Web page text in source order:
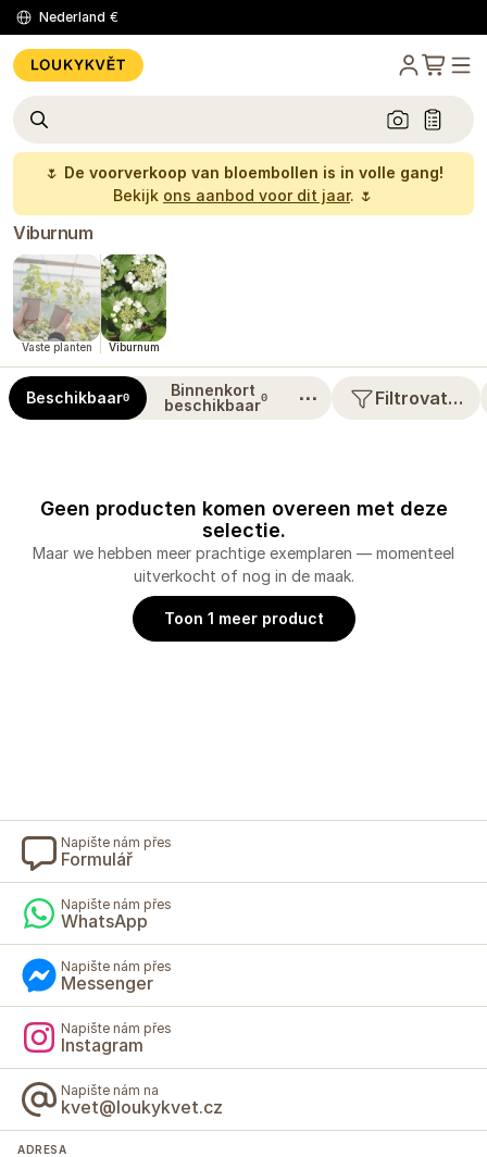
Nederland €
🌷 De voorverkoop van bloembollen is in volle gang!
Bekijk ons aanbod voor dit jaar. 🌷
Viburnum
Vaste planten Viburnum
Beschikbaar0
Binnenkort
beschikbaar0 ⋯ Filtrovat…
Geen producten komen overeen met deze
selectie.
Maar we hebben meer prachtige exemplaren — momenteel
uitverkocht of nog in de maak.
Toon 1 meer product
Napište nám přes
Formulář
Napište nám přes
WhatsApp
Napište nám přes
Messenger
Napište nám přes
Instagram
Napište nám na
kvet@loukykvet.cz
ADRESA